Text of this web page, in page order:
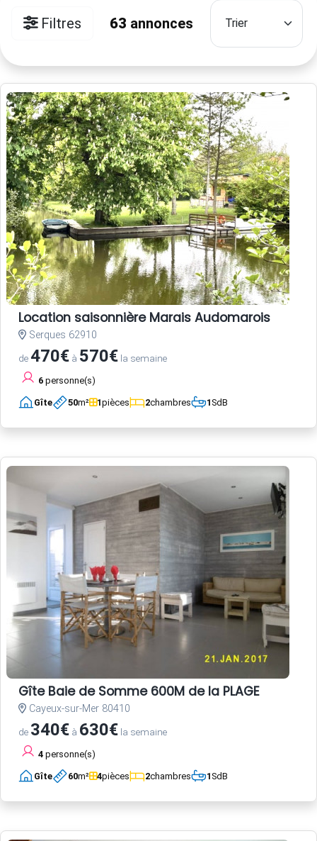
Filtres 63 annonces
Location saisonnière Marais Audomarois
Serques 62910
de470€ à 570€ la semaine
6 personne(s)
Gîte 50m² 1pièces 2chambres 1SdB
Gîte Baie de Somme 600M de la PLAGE
Cayeux-sur-Mer 80410
de 340€ à 630€ la semaine
4 personne(s)
Gîte 60m² 4pièces 2chambres 1SdB